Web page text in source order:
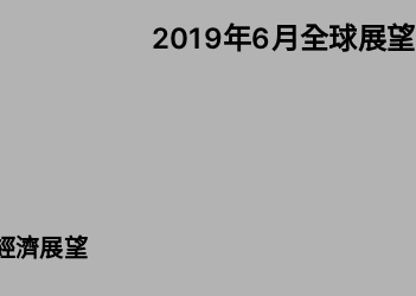
2019年6月全球展望
濟展望